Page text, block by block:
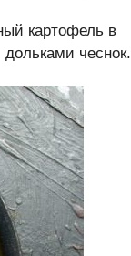
картофель в
чеснок.